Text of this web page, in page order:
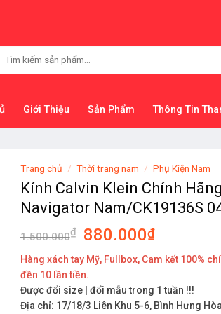
Tìm
Giới Thiệu Sản Phẩm Thông Tin
Trang chủ / Thời trang nam / Phụ Kiện Nam
Kính Calvin Klein Chính
Navigator Nam/CK19136S
1.500.000₫ 880.000₫
Hàng xách tay Mỹ, Fullbox, Cam kết 100%
đền 10 lần tiền.
Được đổi size | đổi mẫu trong 1 tuần !!!
Địa chỉ: 17/18/3 Liên Khu 5-6, Bình Hưng Hòa